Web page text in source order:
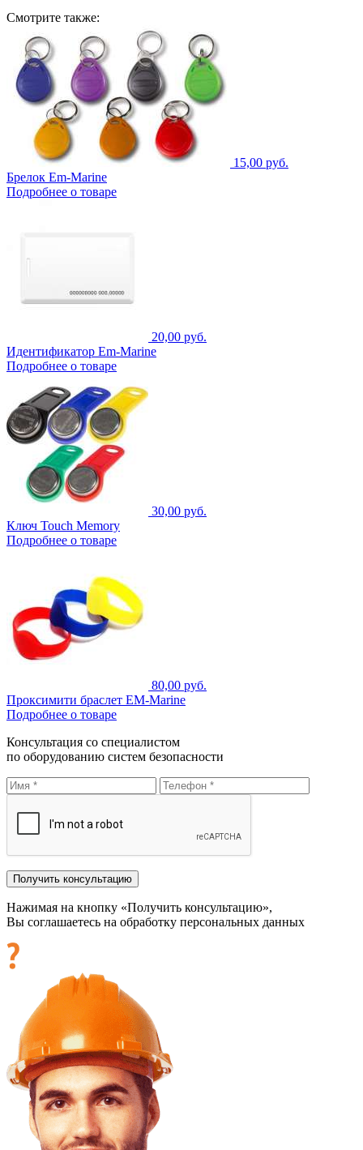
Смотрите также:
15,00 руб.
Брелок Em-Marine
Подробнее о товаре
20,00 руб.
Идентификатор Em-Marine
Подробнее о товаре
30,00 руб.
Ключ Touch Memory
Подробнее о товаре
80,00 руб.
Проксимити браслет EM-Marine
Подробнее о товаре
Консультация со специалистом
по оборудованию систем безопасности
Нажимая на кнопку «Получить консультацию»,
Вы соглашаетесь на обработку персональных данных